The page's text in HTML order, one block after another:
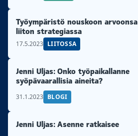
Työympäristö nouskoon arvoonsa
liiton strategiassa
17.5.2023 LIITOSSA
Jenni Uljas: Onko työpaikallanne
syöpävaarallisia aineita?
31.1.2023 BLOGI
Jenni Uljas: Asenne ratkaisee